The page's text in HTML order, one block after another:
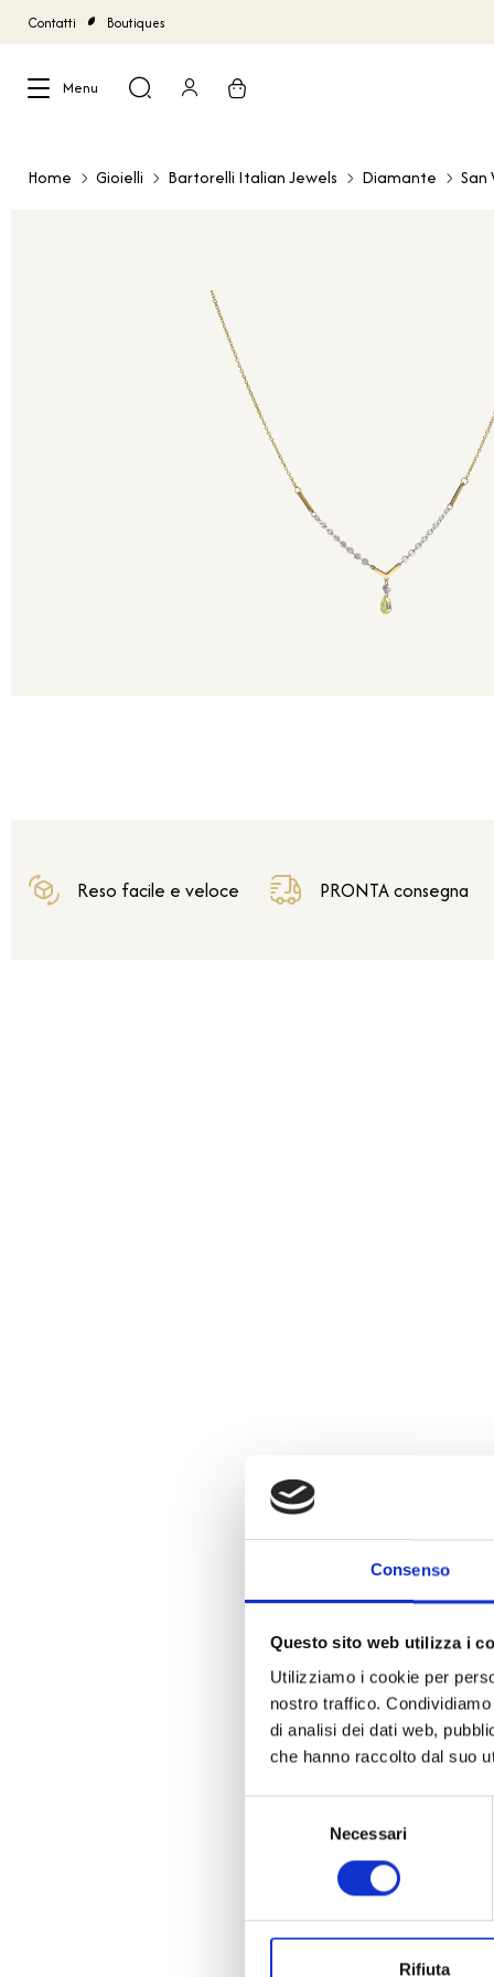
Consenso
Questo sito web utilizza i
Utilizziamo i cookie per
nostro traffico.
di analisi dei dati web,
che hanno raccolto dal suo
Necessari
Rifiuta
Contatti Boutiques
Menu
Home Gioielli Bartorelli Italian Jewels Diamante San
Reso facile e veloce PRONTA consegna